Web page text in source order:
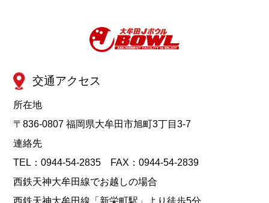
交通アクセス
所在地
〒836-0807 福岡県大牟田市旭町3丁目3-7
連絡先
TEL：0944-54-2835 FAX：0944-54-2839
西鉄天神大牟田線でお越しの場合
西鉄天神大牟田線「新栄町駅」より徒歩5分